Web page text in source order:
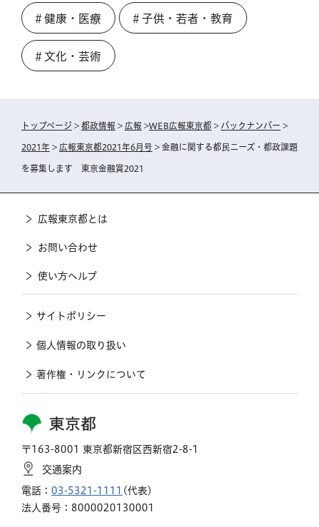
＃健康・医療 ＃子供・若者・教育
＃文化・芸術
トップページ > 都政情報 > 広報 >WEB広報東京都 > バックナンバー >
2021年 > 広報東京都2021年6月号 > 金融に関する都民ニーズ・都政課題
を募集します 東京金融賞2021
東京都
〒163-8001 東京都新宿区西新宿2-8-1
交通案内
電話： 03-5321-1111 (代表)
法人番号：8000020130001
広報東京都とは
お問い合わせ
使い方ヘルプ
サイトポリシー
個人情報の取り扱い
著作権・リンクについて